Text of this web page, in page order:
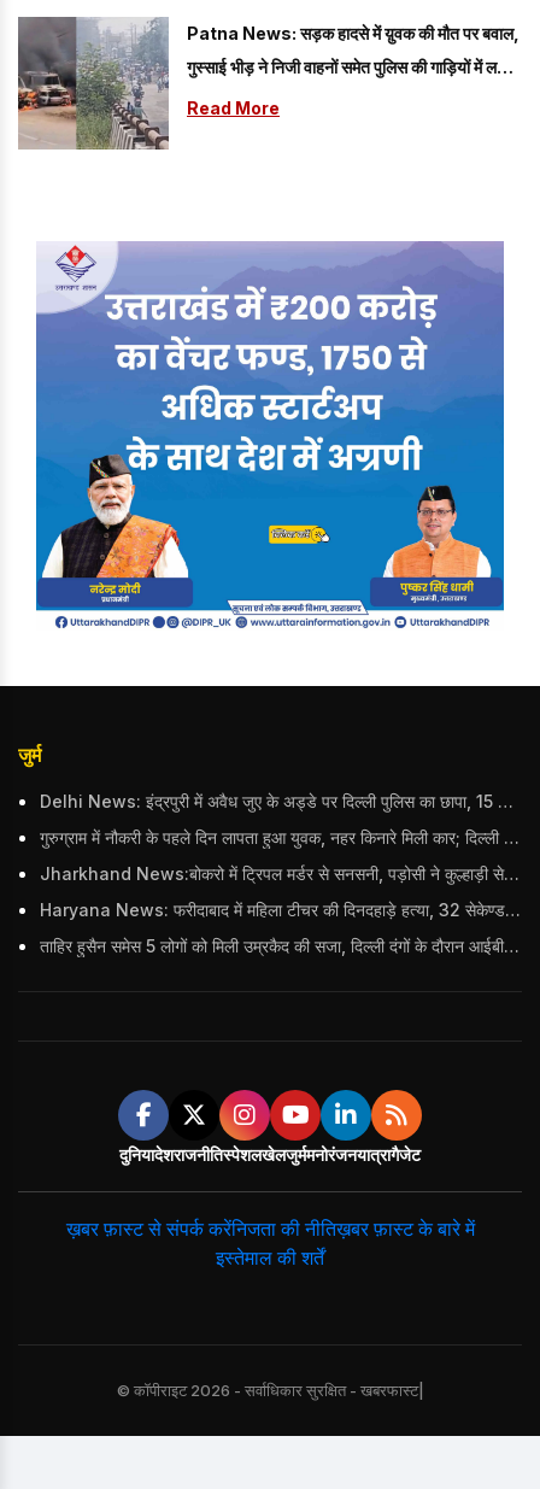
Patna News: सड़क हादसे में य़ुवक की मौत पर बवाल,
गुस्साई भीड़ ने निजी वाहनों समेत पुलिस की गाड़ियों में लगाई
आग; लगा लंबा जाम
Read More
जुर्म
Delhi News: इंद्रपुरी में अवैध जुए के अड्डे पर दिल्ली पुलिस का छापा, 15 जुआरियों को पकड़ा; ₹3.61 लाख नकद और अन्य सामान बरामद
गुरुग्राम में नौकरी के पहले दिन लापता हुआ युवक, नहर किनारे मिली कार; दिल्ली पुलिस ने दर्ज की FIR
Jharkhand News:बोकरो में ट्रिपल मर्डर से सनसनी, पड़ोसी ने कुल्हाड़ी से पति-पत्नी और बहु की हत्या की
Haryana News: फरीदाबाद में महिला टीचर की दिनदहाड़े हत्या, 32 सेकेण्ड में 34 बार किया वार
ताहिर हुसैन समेस 5 लोगों को मिली उम्रकैद की सजा, दिल्ली दंगों के दौरान आईबी अधिकारी का किया था कत्ल
दुनियादेशराजनीतिस्पेशलखेलजुर्ममनोरंजनयात्रागैजेट
ख़बर फ़ास्ट से संपर्क करेंनिजता की नीतिख़बर फ़ास्ट के बारे में
इस्तेमाल की शर्तें
© कॉपीराइट 2026 - सर्वाधिकार सुरक्षित - खबरफास्ट|